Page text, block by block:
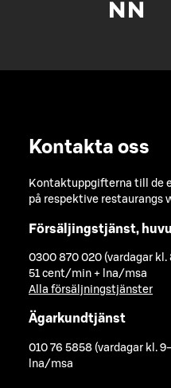
Kontakta oss
Kontaktuppgifterna till de
på respektive restaurangs
Försäljingstjänst,
0300 870 020 (vardagar kl.
51 cent/min + lna/msa
Alla försäljningstjänster
Ägarkundtjänst
010 76 5858 (vardagar kl.
lna/msa